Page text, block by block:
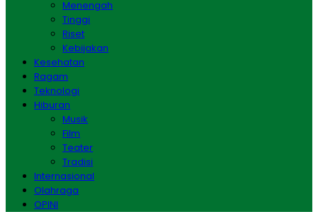
Menengah
Tinggi
Riset
Kebijakan
Kesehatan
Ragam
Teknologi
Hiburan
Musik
Film
Teater
Tradisi
Internasional
Olahraga
OPINI